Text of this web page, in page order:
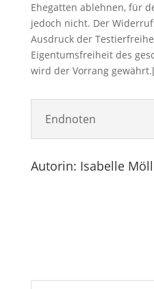
Ehegatten ablehnen, für
jedoch nicht. Der
Ausdruck der
Eigentumsfreiheit des
wird der Vorrang
Endnoten
Autorin: Isabelle